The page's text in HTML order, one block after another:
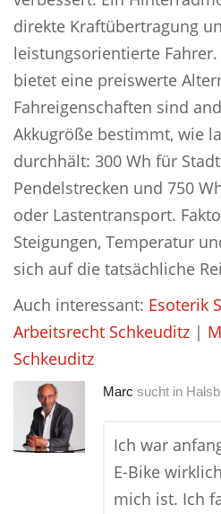
direkte Kraftübertragung
leistungsorientierte
bietet eine preiswerte
Fahreigenschaften sind
Akkugröße bestimmt, wie
durchhält: 300 Wh für
Pendelstrecken und 750
oder Lastentransport.
Steigungen, Temperatur
sich auf die tatsächliche
Auch interessant: Esoterik
Arbeitsrecht Schkeuditz |
Schkeuditz
Marc sucht in
Ich war
E-Bike
mich ist. Ich